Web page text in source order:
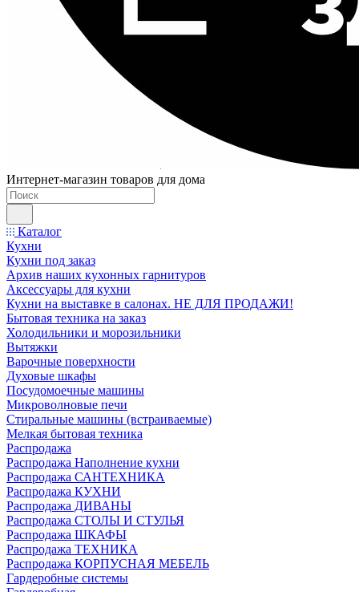
Интернет-магазин товаров для дома
Каталог
Кухни
Кухни под заказ
Архив наших кухонных гарнитуров
Аксессуары для кухни
Кухни на выставке в салонах. НЕ ДЛЯ ПРОДАЖИ!
Бытовая техника на заказ
Холодильники и морозильники
Вытяжки
Варочные поверхности
Духовые шкафы
Посудомоечные машины
Микроволновые печи
Стиральные машины (встраиваемые)
Мелкая бытовая техника
Распродажа
Распродажа Наполнение кухни
Распродажа САНТЕХНИКА
Распродажа КУХНИ
Распродажа ДИВАНЫ
Распродажа СТОЛЫ И СТУЛЬЯ
Распродажа ШКАФЫ
Распродажа ТЕХНИКА
Распродажа КОРПУСНАЯ МЕБЕЛЬ
Гардеробные системы